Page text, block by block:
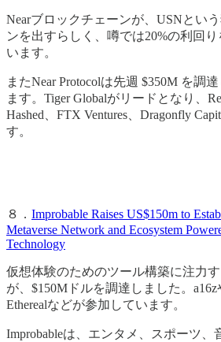
Nearブロックチェーンが、USNとい
ンを出すらしく、噂では20%の利回
います。
またNear Protocolは先週 $350M を調
ます。Tiger Globalがリードとなり、
Hashed、FTX Ventures、Dragonfly
す。
８． Improbable Raises US$150m to
Metaverse Network and Ecosystem
Technology
仮想体験のためのツール構築に注力
が、$150Mドルを調達しました。a16z
Etherealなどが参加しています。
Improbableは、エンタメ、スポーツ、